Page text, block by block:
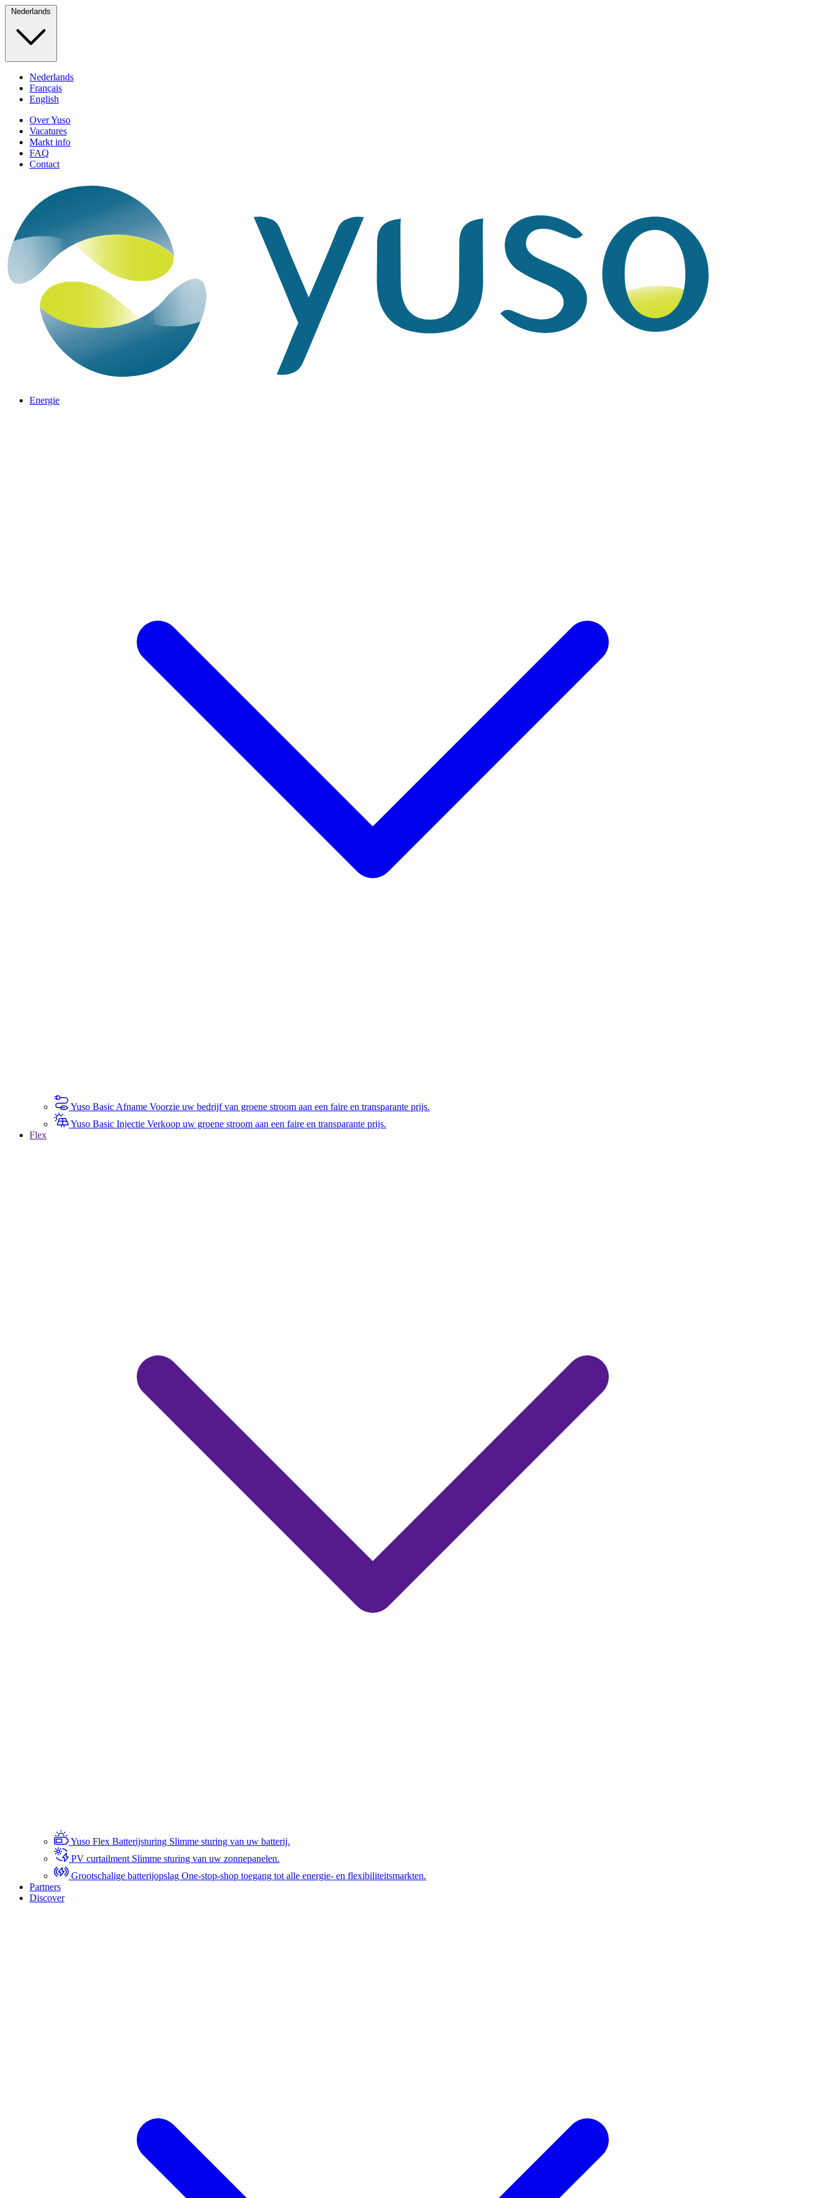
Nederlands
Nederlands
Français
English
Over Yuso
Vacatures
Markt info
FAQ
Contact
Energie
Yuso Basic Afname Voorzie uw bedrijf van groene stroom aan een faire en transparante prijs.
Yuso Basic Injectie Verkoop uw groene stroom aan een faire en transparante prijs.
Flex
Yuso Flex Batterijsturing Slimme sturing van uw batterij.
PV curtailment Slimme sturing van uw zonnepanelen.
Grootschalige batterijopslag One-stop-shop toegang tot alle energie- en flexibiliteitsmarkten.
Partners
Discover